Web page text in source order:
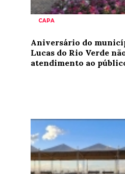
CAPA
Aniversário do
Lucas do Rio Verde
atendimento ao